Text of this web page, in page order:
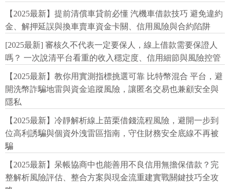
【2025最新】提前清償車貸前必懂 汽機車借款技巧 避免違約
金、解押延誤與換車賣車資金卡關、信用風險與合約陷阱
[2025最新] 審核久不代表一定要保人，線上借款需要保證人
嗎？ 一次說清平台看重的收入穩定度、信用細節與風險控管
【2025最新】教你用實測指標挑選可靠 比特幣混合 平台，避
開洗幣詐騙地雷與資金追蹤風險，讓匿名交易也兼顧安全與
隱私
【2025最新】冷靜解析線上苗栗借錢流程風險，避開一步到
位高利誘騙與個資外洩雷區指南，守住財務安全底線不再被
騙
【2025最新】呆帳協商中也能善用不良信用無擔保借款？完
整解析風險評估、整合方案與現金流重建實戰關鍵技巧全攻